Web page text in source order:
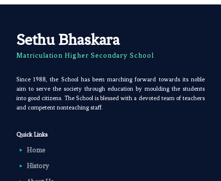
Sethu Bhaskara
Matriculation Higher Secondary School
Since 1988, the School has been marching forward towards its noble
aim to serve the society through education by moulding the students
into good citizens. The School is blessed with a devoted team of teachers
and competent nonteaching staff.
Quick Links
Home
History